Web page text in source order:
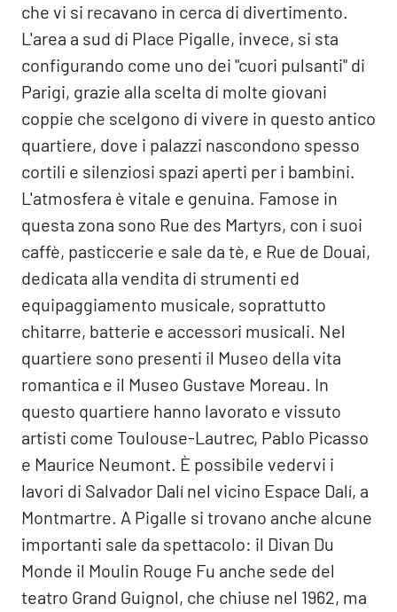
che vi si recavano in cerca di divertimento.
L'area a sud di Place Pigalle, invece, si sta
configurando come uno dei "cuori pulsanti" di
Parigi, grazie alla scelta di molte giovani
coppie che scelgono di vivere in questo antico
quartiere, dove i palazzi nascondono spesso
cortili e silenziosi spazi aperti per i bambini.
L'atmosfera è vitale e genuina. Famose in
questa zona sono Rue des Martyrs, con i suoi
caffè, pasticcerie e sale da tè, e Rue de Douai,
dedicata alla vendita di strumenti ed
equipaggiamento musicale, soprattutto
chitarre, batterie e accessori musicali. Nel
quartiere sono presenti il Museo della vita
romantica e il Museo Gustave Moreau. In
questo quartiere hanno lavorato e vissuto
artisti come Toulouse-Lautrec, Pablo Picasso
e Maurice Neumont. È possibile vedervi i
lavori di Salvador Dalí nel vicino Espace Dalí, a
Montmartre. A Pigalle si trovano anche alcune
importanti sale da spettacolo: il Divan Du
Monde il Moulin Rouge Fu anche sede del
teatro Grand Guignol, che chiuse nel 1962, ma